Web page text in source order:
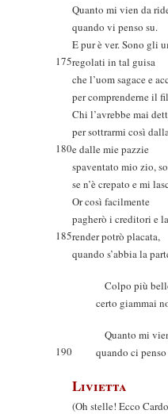
Quanto mi vien da
quando vi penso su.
E pur è ver. Sono gli
175regolati in tal guisa
che l’uom sagace e
per comprenderne il
Chi l’avrebbe mai
per sottrarmi così
180e dalle mie pazzie
spaventato mio zio,
se n’è crepato e mi
Or così facilmente
pagherò i creditori e
185render potrò placata,
quando s’abbia la
Colpo più
certo giammai
Quanto mi
190
quando ci penso
Livietta
(Oh stelle! Ecco